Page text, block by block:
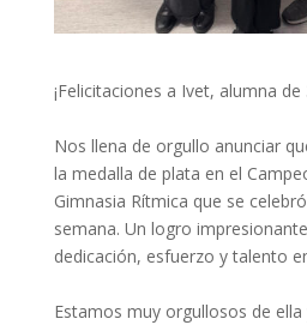
¡Felicitaciones a Ivet, alumna de
Nos llena de orgullo anunciar
la medalla de plata en el
Gimnasia Rítmica que se
semana. Un logro
dedicación, esfuerzo y talento
Estamos muy orgullosos de